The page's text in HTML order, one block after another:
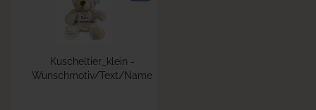
Kuscheltier_klein -
Wunschmotiv/Text/Name